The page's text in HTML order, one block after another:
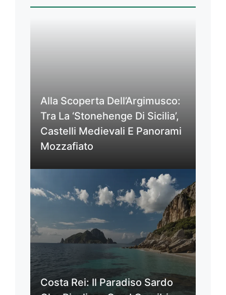
Alla Scoperta Dell’Argimusco:
Tra La ‘Stonehenge Di Sicilia’,
Castelli Medievali E Panorami
Mozzafiato
Costa Rei: Il Paradiso Sardo